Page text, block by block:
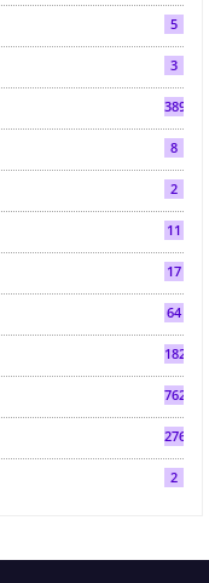
5
3
3892
8
2
11
17
64
182
7624
2763
2